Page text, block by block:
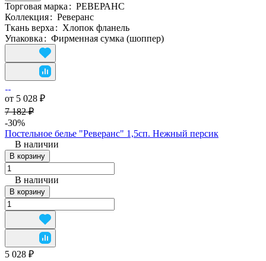
Торговая марка : РЕВЕРАНС
Коллекция: Реверанс
Ткань верха : Хлопок фланель
Упаковка : Фирменная сумка (шоппер)
от 5 028 ₽
7 182 ₽
-30%
Постельное белье "Реверанс" 1,5сп. Нежный персик
В наличии
В корзину
В наличии
В корзину
5 028 ₽